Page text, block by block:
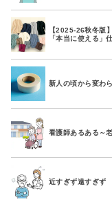
【2025-26秋冬版
「本当に使える」
新人の頃から変わ
看護師あるある～
近すぎず遠すぎず